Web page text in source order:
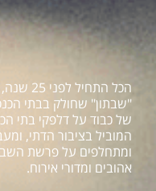
הכל
"שבתון" שחולק בבתי
של כבוד על דלפקי בתי
המוביל בציבור הדתי,
ומתחלפים על פרשת
אהובים ומדורי אירוח.